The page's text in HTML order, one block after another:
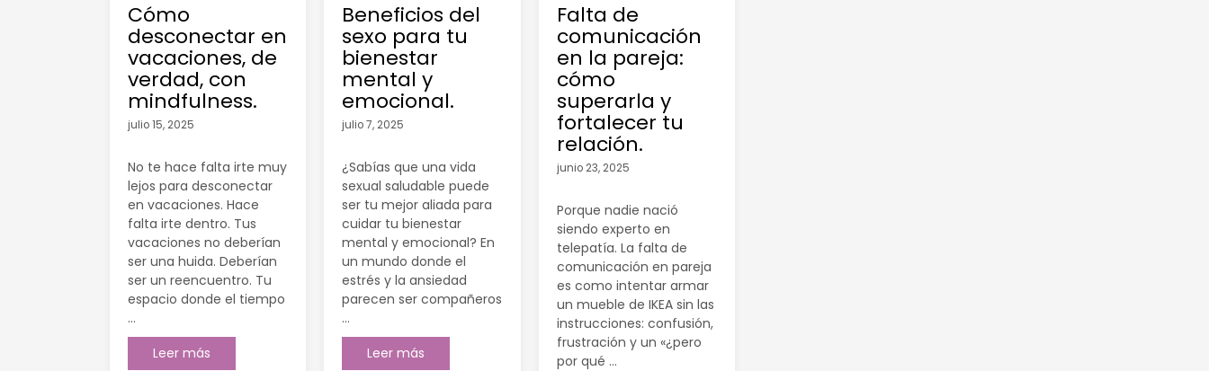
Cómo
desconectar en
vacaciones, de
verdad, con
mindfulness.
julio 15, 2025
No te hace falta irte muy
lejos para desconectar
en vacaciones. Hace
falta irte dentro. Tus
vacaciones no deberían
ser una huida. Deberían
ser un reencuentro. Tu
espacio donde el tiempo
…
Leer más
Beneficios del
sexo para tu
bienestar
mental y
emocional.
julio 7, 2025
¿Sabías que una vida
sexual saludable puede
ser tu mejor aliada para
cuidar tu bienestar
mental y emocional? En
un mundo donde el
estrés y la ansiedad
parecen ser compañeros
…
Leer más
Falta de
comunicación
en la pareja:
cómo
superarla y
fortalecer tu
relación.
junio 23, 2025
Porque nadie nació
siendo experto en
telepatía. La falta de
comunicación en pareja
es como intentar armar
un mueble de IKEA sin las
instrucciones: confusión,
frustración y un «¿pero
por qué …